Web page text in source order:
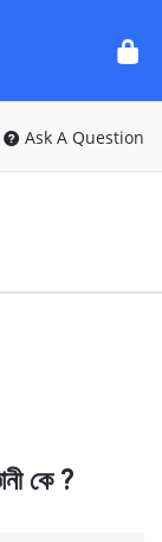
Ask A Question
কে ?